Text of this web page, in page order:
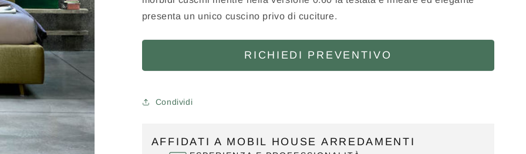
presenta un unico cuscino privo di cuciture.
RICHIEDI PREVENTIVO
Condividi
AFFIDATI A MOBIL HOUSE ARREDAMENTI